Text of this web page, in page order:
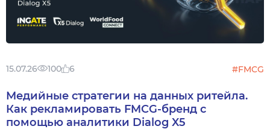
15.07.26 100 6 #FMCG
Медийные стратегии на данных ритейла.
Как рекламировать FMCG-бренд с
помощью аналитики Dialog X5